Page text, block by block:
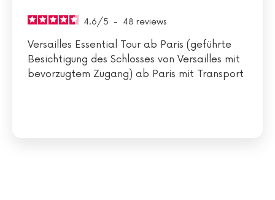
4.6/5 - 48 reviews
Versailles Essential Tour ab Paris (geführte
Besichtigung des Schlosses von Versailles mit
bevorzugtem Zugang) ab Paris mit Transport